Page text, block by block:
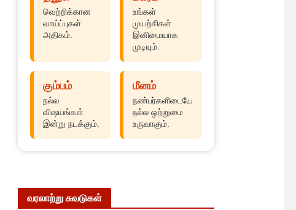
வெற்றிக்கான
வாய்ப்புகள்
அதிகம்.
உங்கள்
முயற்சிகள்
இனிமையாக
முடியும்.
கும்பம்
நல்ல
விஷயங்கள்
இன்று நடக்கும்.
மீனம்
நண்பர்களிடையே
நல்ல ஒற்றுமை
உருவாகும்.
வரலாற்று சுவடுகள்